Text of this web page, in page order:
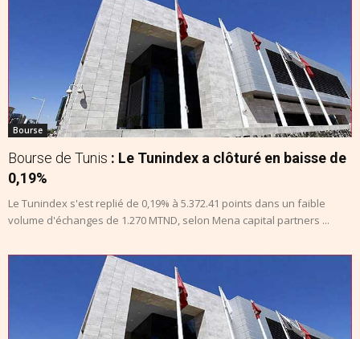
Bourse
Bourse de Tunis : Le Tunindex a clôturé en baisse de
0,19%
Le Tunindex s'est replié de 0,19% à 5.372.41 points dans un faible
volume d'échanges de 1.270 MTND, selon Mena capital partners ...